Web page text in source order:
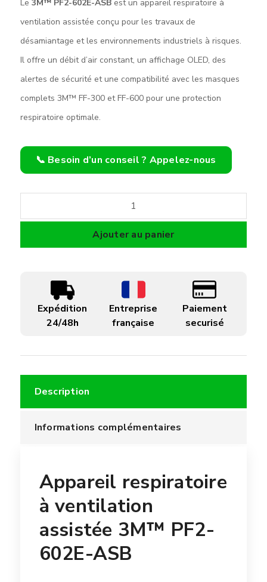
Le 3M™ PF2-602E-ASBest un appareil respiratoire à
ventilation assistée conçu pour les travaux de
désamiantage et les environnements industriels à risques.
Il offre un débit d’air constant, un affichage OLED, des
alertes de sécurité et une compatibilité avec les masques
complets 3M™ FF-300 et FF-600 pour une protection
respiratoire optimale.
📞 Besoin d’un conseil ? Appelez-nous
de
de
Ajouter au panier
Expédition
24/48h
Entreprise
française
Paiement
securisé
Description
Informations complémentaires
Appareil respiratoire
à ventilation
assistée 3M™ PF2-
602E-ASB